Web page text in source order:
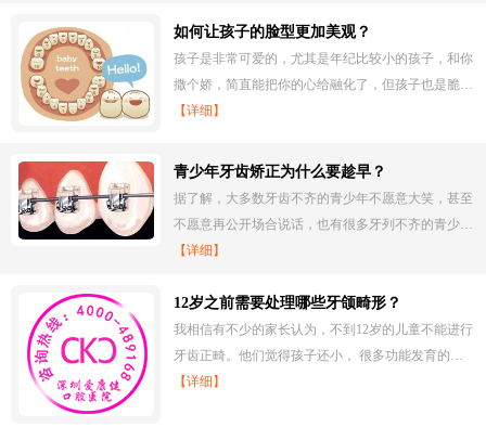
如何让孩子的脸型更加美观？
孩子是非常可爱的，尤其是年纪比较小的孩子，和你
撒个娇，简直能把你的心给融化了，但孩子也是脆…
【详细】
青少年牙齿矫正为什么要趁早？
据了解，大多数牙齿不齐的青少年不愿意大笑，甚至
不愿意再公开场合说话，也有很多牙列不齐的青少…
【详细】
12岁之前需要处理哪些牙颌畸形？
我相信有不少的家长认为，不到12岁的儿童不能进行
牙齿正畸。他们觉得孩子还小， 很多功能发育的…
【详细】